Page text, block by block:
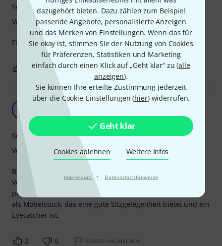
dazugehört bieten. Dazu zählen zum Beispiel
passende Angebote, personalisierte Anzeigen
und das Merken von Einstellungen. Wenn das für
Sie okay ist, stimmen Sie der Nutzung von Cookies
für Präferenzen, Statistiken und Marketing
einfach durch einen Klick auf „Geht klar“ zu (alle
anzeigen).
Sie können Ihre erteilte Zustimmung jederzeit
über die Cookie-Einstellungen (hier) widerrufen.
Geht klar
Cookies ablehnen Weitere Infos
Impressum · Datenschutzhinweise
Fühlt sich wertig an, funktional und guter Klang.
Sound
Verarbeitung
0 BEWERTUNG MELDEN
Tolles Cajon auch als Möbelstück
Der Mecklenburger 08.08.2025
Bestellt und schon geliefert. Sehr gut verpackt.
Verarbeitung des Cajons hervorragend, super Klang, der
problemlos verstellt werden kann. Nutzen das Cajon auch
als Möbelstück, das eine gute Sitzgelegenheit bietet und ein
Eyecatcher ist.
Sound
Verarbeitung
2 0 BEWERTUNG MELDEN